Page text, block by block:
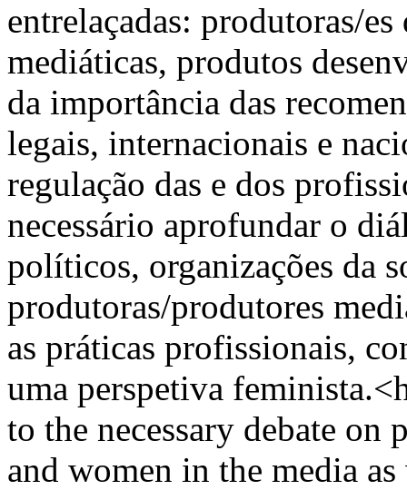
entrelaçadas: produtoras/
mediáticas, produtos
da importância das
legais, internacionais e
regulação das e dos
necessário aprofundar o
políticos, organizações da
produtoras/produtores
as práticas profissionais,
uma perspetiva
to the necessary debate
and women in the media